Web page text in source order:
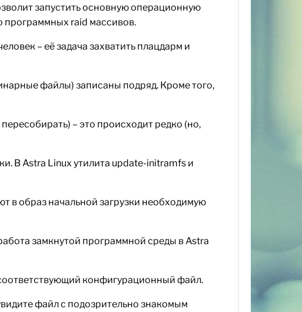
запустить основную операционную
программных raid массивов.
– её задача захватить плацдарм и
файлы) записаны подряд. Кроме того,
– это происходит редко (но,
В Astra Linux утилита update-initramfs и
в образ начальной загрузки необходимую
замкнутой программной среды в Astra
конфигурационный файл.
файл с подозрительно знакомым